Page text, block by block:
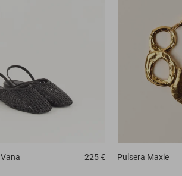
Vana 225 € Pulsera Maxie